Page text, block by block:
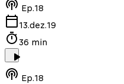
Ep.18
13.dez.19
36 min
Ep.18